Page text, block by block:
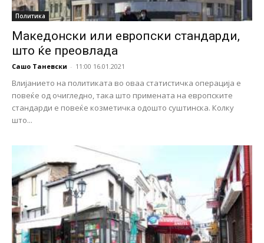
Политика
Македонски или европски стандарди,
што ќе преовлада
Сашо Таневски - 11:00 16.01.2021
Влијанието на политиката во оваа статистичка операција е
повеќе од очигледно, така што примената на европските
стандарди е повеќе козметичка одошто суштинска. Колку
што...